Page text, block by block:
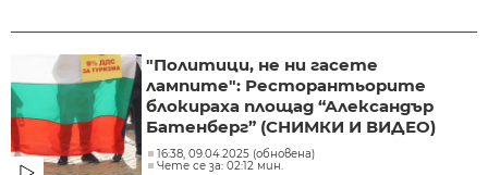
"Политици, не ни гасете
лампите": Ресторантьорите
блокираха площад “Александър
Батенберг” (СНИМКИ И ВИДЕО)
16:38, 09.04.2025 (обновена)
Чете се за: 02:12 мин.